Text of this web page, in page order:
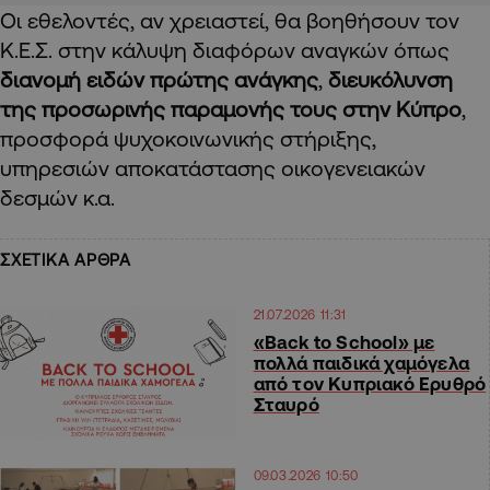
Οι εθελοντές, αν χρειαστεί, θα βοηθήσουν τον
Κ.Ε.Σ. στην κάλυψη διαφόρων αναγκών όπως
διανομή ειδών πρώτης ανάγκης, διευκόλυνση
της προσωρινής παραμονής τους στην Κύπρο,
προσφορά ψυχοκοινωνικής στήριξης,
υπηρεσιών αποκατάστασης οικογενειακών
δεσμών κ.α.
ΣΧΕΤΙΚΑ ΑΡΘΡΑ
21.07.2026 11:31
«Back to School» με
πολλά παιδικά χαμόγελα
από τον Κυπριακό Ερυθρό
Σταυρό
09.03.2026 10:50